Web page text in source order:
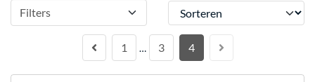
Filters Sorteren
1 … 3 4